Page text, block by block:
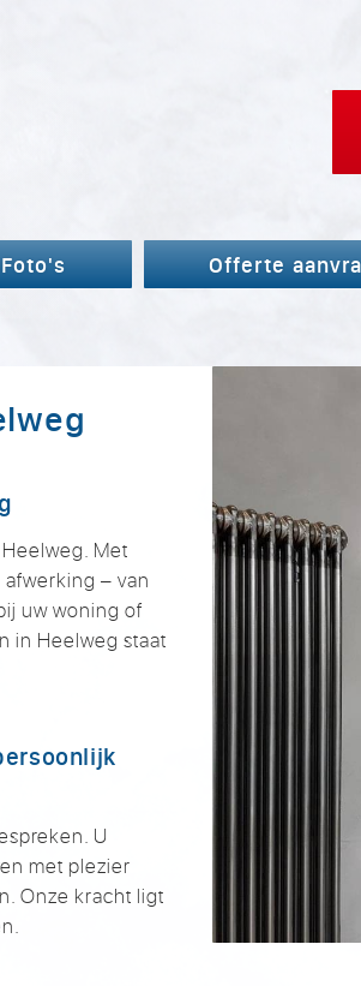
Foto's Offerte
Met
– van
uw woning of
in Heelweg staat
U
met plezier
Onze kracht ligt